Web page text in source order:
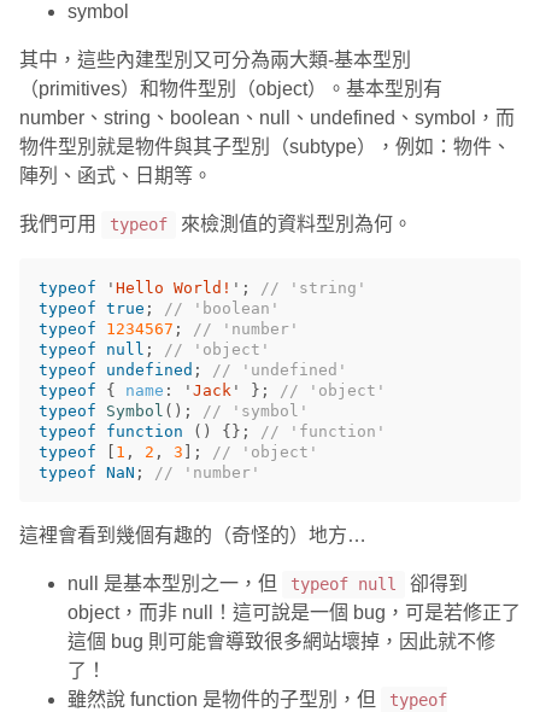
symbol
其中，這些內建型別又可分為兩大類-基本型別
（primitives）和物件型別（object）。基本型別有
number、string、boolean、null、undefined、symbol，而
物件型別就是物件與其子型別（subtype），例如：物件、
陣列、函式、日期等。
我們可用 typeof 來檢測值的資料型別為何。
typeof ' Hello World! ' ;
// 'string'
typeof true ;
// 'boolean'
typeof
1234567 ;
// 'number'
typeof
null ;
// 'object'
typeof
undefined ;
// 'undefined'
typeof
{ name : ' Jack ' };
// 'object'
typeof
Symbol ();
// 'symbol'
typeof
function () {};
// 'function'
typeof
1 , 2 , 3 ];
// 'object'
typeof NaN ; // 'number'
這裡會看到幾個有趣的（奇怪的）地方…
null 是基本型別之一，但 typeof null
卻得到
object，而非 null！這可說是一個 bug，可是若修正了
這個 bug 則可能會導致很多網站壞掉，因此就不修
了！
雖然說 function 是物件的子型別，但
typeof